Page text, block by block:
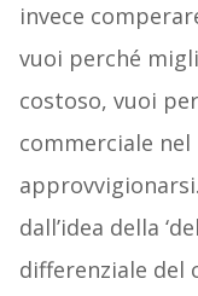
invece
vuoi perché
costoso, vuoi
commerciale nel
dall’idea della
differenziale del